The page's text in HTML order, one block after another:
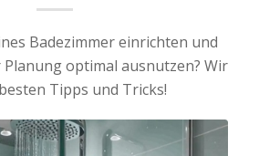
Badezimmer einrichten und
Planung optimal ausnutzen? Wir
Tipps und Tricks!